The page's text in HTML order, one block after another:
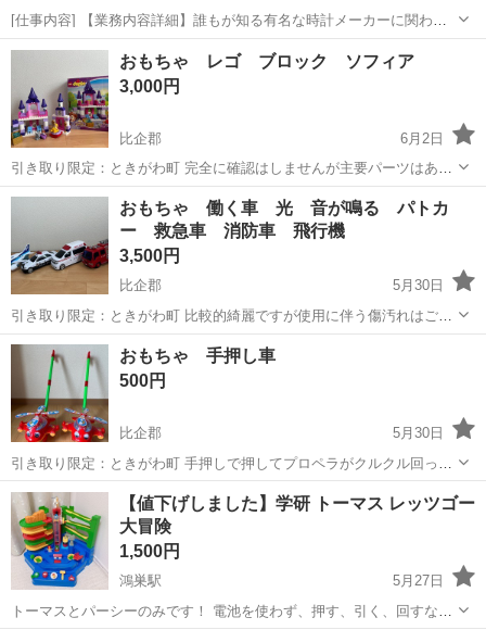
[仕事内容] 【業務内容詳細】誰もが知る有名な時計メーカーに関わる
お仕事です！ 時計部品の製造、 基板の型抜き業務、 顕微鏡検査をお
任せします。 【取り扱い製品情報】時計部品 。＋お仕事探しはコンシ
ェルスタッフにおまかせ＋...
埼玉 比企郡
おもちゃ レゴ ブロック ソフィア
3,000円
比企郡
6月2日
引き取り限定：ときがわ町 完全に確認はしませんが主要パーツはあり
完成しました◎ 何パーツか足りないと思われます。 ソフィアの可愛い
ブロックです！ 幼児から使える大きめのものになります。 作っておま
まごとを短期間やりハマり...
埼玉 比企郡 おもちゃ 子ども
おもちゃ 働く車 光 音が鳴る パトカ
ー 救急車 消防車 飛行機
3,500円
比企郡
5月30日
引き取り限定：ときがわ町 比較的綺麗ですが使用に伴う傷汚れはご了
承ください。 大きいので小さい子でも遊べます◎ どれもリアルな音が
なり、リアルなライトが光ります！ 一年ほど遊んだり遊ばなかったり
で自宅で使用しておりました...
埼玉 比企郡 ミニカー 救急車
おもちゃ 手押し車
500円
比企郡
5月30日
引き取り限定：ときがわ町 手押しで押してプロペラがクルクル回った
り目が瞬きしたり、チリンチリンと音が鳴ったり面白くてよく歩いて
いました 数回の使用です 室内で使っています 中古品ご理解ある方よ
ろしくお願いします( ⁎ᵕ...
埼玉 比企郡 おもちゃ 手押し車
【値下げしました】学研 トーマス レッツゴー
大冒険
1,500円
鴻巣駅
5月27日
トーマスとパーシーのみです！ 電池を使わず、押す、引く、回すなど